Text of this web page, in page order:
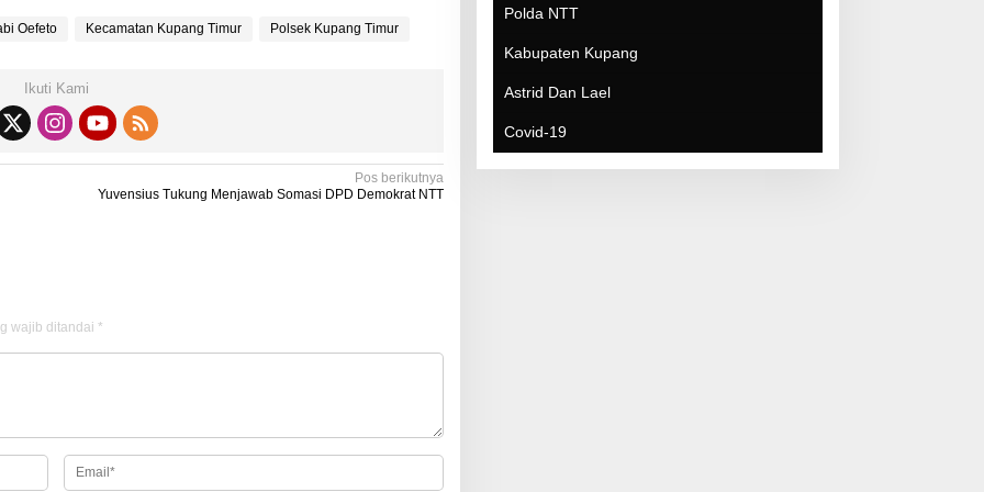
Oefeto Kecamatan Kupang Timur Polsek Kupang Timur
Ikuti Kami
Pos berikutnya
Yuvensius Tukung Menjawab Somasi DPD Demokrat NTT
wajib ditandai *
Polda NTT
Kabupaten Kupang
Astrid Dan Lael
Covid-19